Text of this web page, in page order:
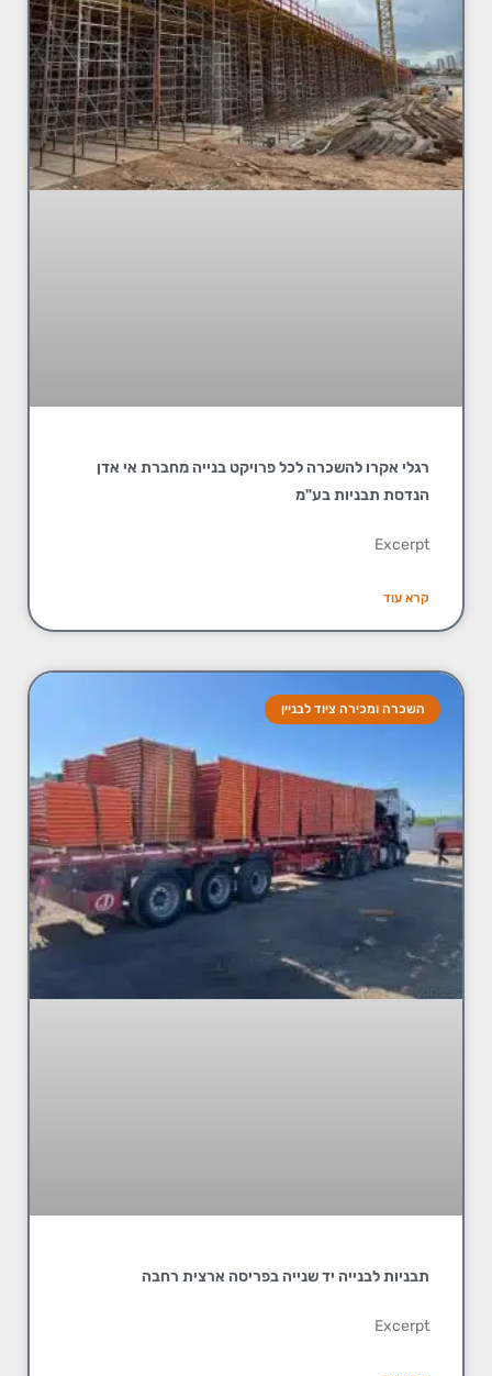
רגלי אקרו להשכרה לכל פרויקט בנייה מחברת אי אדן
הנדסת תבניות בע"מ
Excerpt
קרא עוד
השכרה ומכירה ציוד לבניין
תבניות לבנייה יד שנייה בפריסה ארצית רחבה
Excerpt